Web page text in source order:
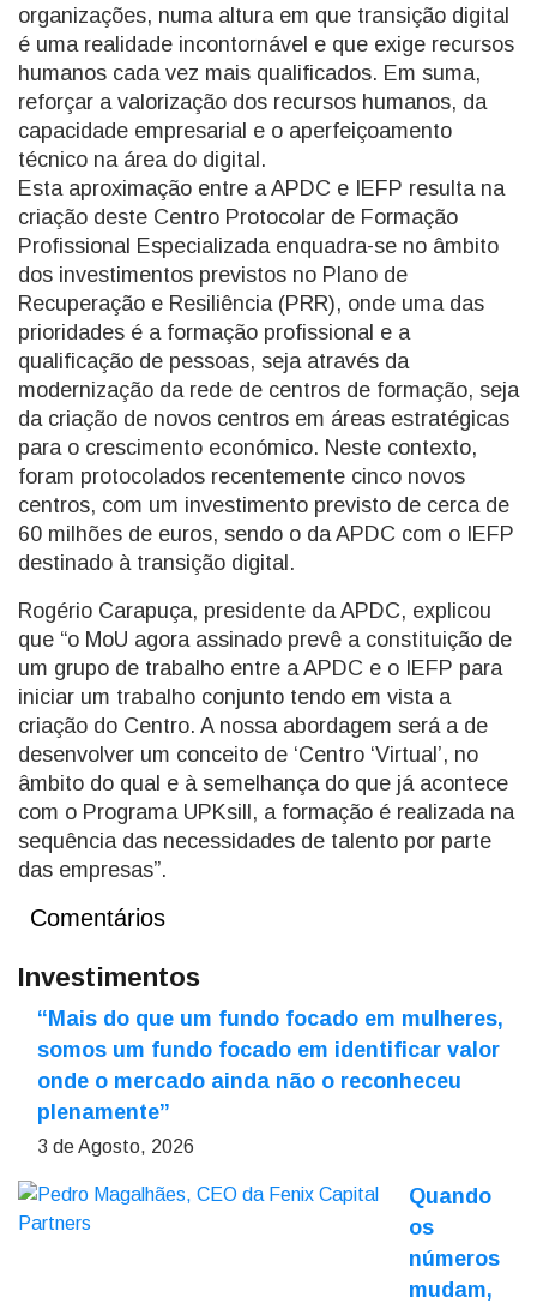
organizações, numa altura em que transição digital
é uma realidade incontornável e que exige recursos
humanos cada vez mais qualificados. Em suma,
reforçar a valorização dos recursos humanos, da
capacidade empresarial e o aperfeiçoamento
técnico na área do digital.
Esta aproximação entre a APDC e IEFP resulta na
criação deste Centro Protocolar de Formação
Profissional Especializada enquadra-se no âmbito
dos investimentos previstos no Plano de
Recuperação e Resiliência (PRR), onde uma das
prioridades é a formação profissional e a
qualificação de pessoas, seja através da
modernização da rede de centros de formação, seja
da criação de novos centros em áreas estratégicas
para o crescimento económico. Neste contexto,
foram protocolados recentemente cinco novos
centros, com um investimento previsto de cerca de
60 milhões de euros, sendo o da APDC com o IEFP
destinado à transição digital.
Rogério Carapuça, presidente da APDC, explicou
que “o MoU agora assinado prevê a constituição de
um grupo de trabalho entre a APDC e o IEFP para
iniciar um trabalho conjunto tendo em vista a
criação do Centro. A nossa abordagem será a de
desenvolver um conceito de ‘Centro ‘Virtual’, no
âmbito do qual e à semelhança do que já acontece
com o Programa UPKsill, a formação é realizada na
sequência das necessidades de talento por parte
das empresas”.
Comentários
Investimentos
“Mais do que um fundo focado em mulheres,
somos um fundo focado em identificar valor
onde o mercado ainda não o reconheceu
plenamente”
3 de Agosto, 2026
Quando
os
números
mudam,